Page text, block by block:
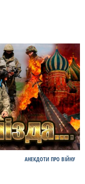
АНЕКДОТИ ПРО ВІЙНУ